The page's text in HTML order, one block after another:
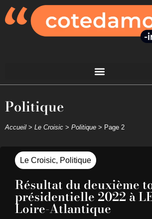
Politique
Accueil > Le Croisic > Politique > Page 2
Le Croisic, Politique
Résultat du deuxième
présidentielle 2022 à
Loire-Atlantique